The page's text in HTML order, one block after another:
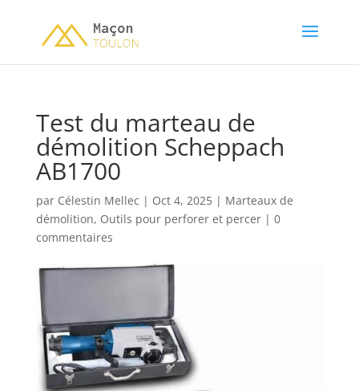
Test du marteau de
démolition Scheppach
AB1700
par Célestin Mellec | Oct 4, 2025| Marteaux de
démolition, Outils pour perforer et percer| 0
commentaires